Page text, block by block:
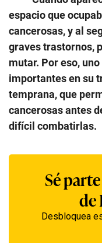
espacio que
cancerosas, y al
graves trastornos,
mutar. Por eso,
importantes en su
temprana, que
cancerosas antes
difícil combatirlas.